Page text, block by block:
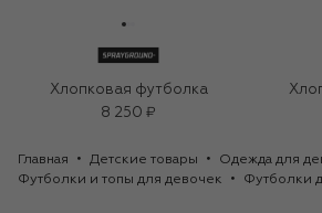
Хлопковая футболка
8 250 ₽
Главная Детские товары
Одежда для
Футболки и топы для девочек
Футболки